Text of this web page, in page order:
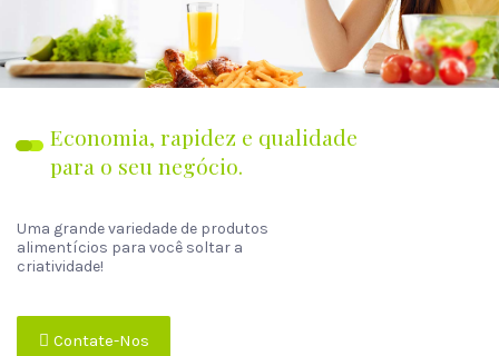
Economia, rapidez e qualidade
para o seu negócio.
Uma grande variedade de produtos
alimentícios para você soltar a
criatividade!
Contate-Nos